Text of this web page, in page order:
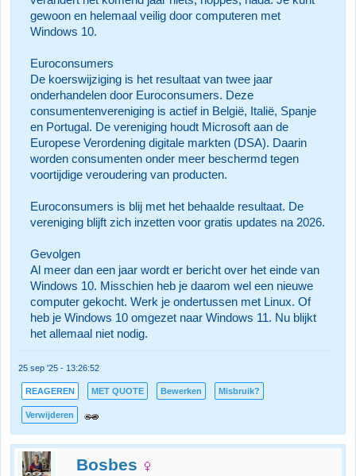
gewoon en helemaal veilig door computeren met
Windows 10.
Euroconsumers
De koerswijziging is het resultaat van twee jaar
onderhandelen door Euroconsumers. Deze
consumentenvereniging is actief in België, Italië, Spanje
en Portugal. De vereniging houdt Microsoft aan de
Europese Verordening digitale markten (DSA). Daarin
worden consumenten onder meer beschermd tegen
voortijdige veroudering van producten.
Euroconsumers is blij met het behaalde resultaat. De
vereniging blijft zich inzetten voor gratis updates na 2026.
Gevolgen
Al meer dan een jaar wordt er bericht over het einde van
Windows 10. Misschien heb je daarom wel een nieuwe
computer gekocht. Werk je ondertussen met Linux. Of
heb je Windows 10 omgezet naar Windows 11. Nu blijkt
het allemaal niet nodig.
25 sep '25 - 13:26:52
REAGEREN MET QUOTE Bewerken Misbruik?
Verwijderen
Bosbes